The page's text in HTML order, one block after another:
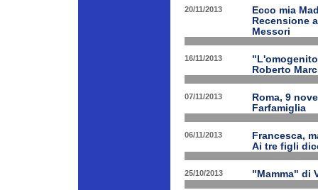
20/11/2013
Ecco mia
Recensione
Messori
16/11/2013
Roberto
07/11/2013
Roma, 9
Farfamiglia
06/11/2013
Francesca,
Ai tre figli
25/10/2013 "Mamma" di